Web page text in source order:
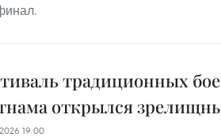
традиционных
открылся
19:00